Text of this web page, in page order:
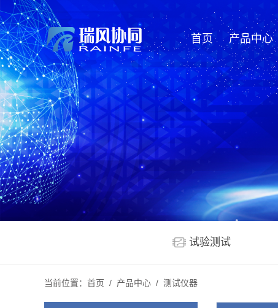
首页 产品中心
试验测试
当前位置： 首页 / 产品中心 / 测试仪器